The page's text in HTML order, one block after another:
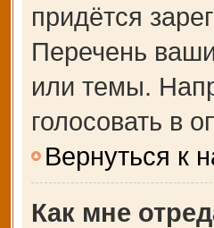
придётся
Перечень
или темы.
голосовать в
Вернуться к
Как мне